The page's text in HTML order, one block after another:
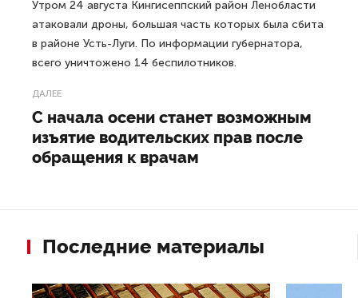
Утром 24 августа Кингисеппский район Ленобласти
атаковали дроны, большая часть которых была сбита
в районе Усть-Луги. По информации губернатора,
всего уничтожено 14 беспилотников.
ДАЛЕЕ
С начала осени станет возможным
изъятие водительских прав после
обращения к врачам
Последние материалы